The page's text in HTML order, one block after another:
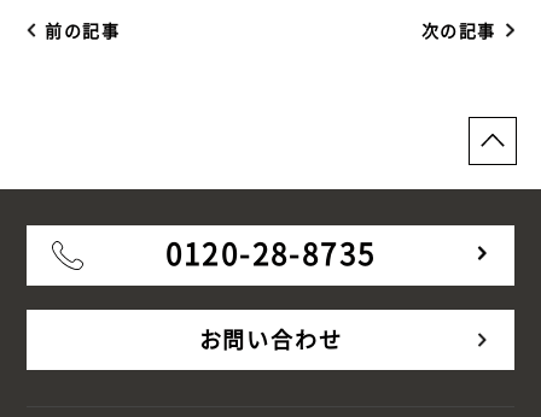
前の記事 次の記事
0120-28-8735
お問い合わせ